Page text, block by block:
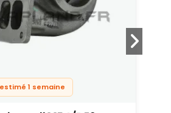
1 semaine